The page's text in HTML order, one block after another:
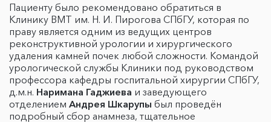
Пациенту было рекомендовано обратиться в
Клинику ВМТ им. Н. И. Пирогова СПбГУ, которая по
праву является одним из ведущих центров
реконструктивной урологии и хирургического
удаления камней почек любой сложности. Командой
урологической службы Клиники под руководством
профессора кафедры госпитальной хирургии СПбГУ,
д.м.н. Наримана Гаджиева и заведующего
отделением Андрея Шкарупы был проведён
подробный сбор анамнеза, тщательное